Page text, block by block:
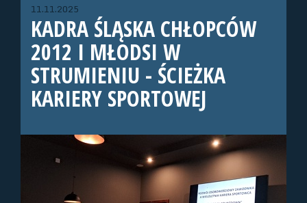
11.11.2025
KADRA ŚLĄSKA CHŁOPCÓW
2012 I MŁODSI W
STRUMIENIU - ŚCIEŻKA
KARIERY SPORTOWEJ